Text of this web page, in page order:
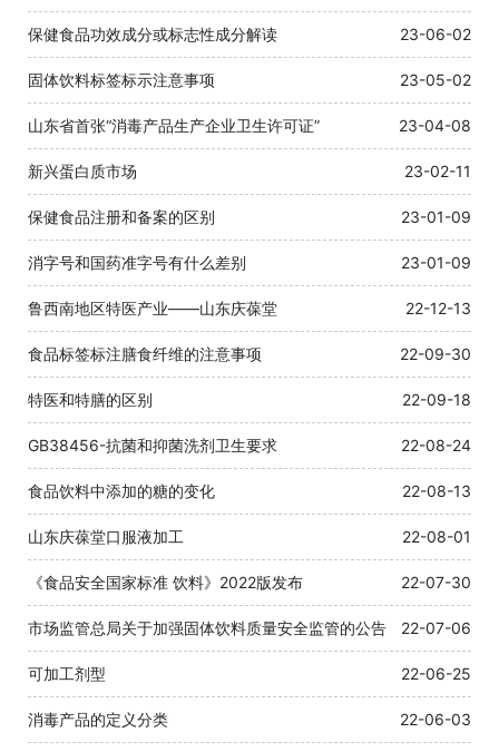
23-06-02
保健食品功效成分或标志性成分解读
23-05-02
固体饮料标签标示注意事项
23-04-08
山东省首张“消毒产品生产企业卫生许可证”
23-02-11
新兴蛋白质市场
23-01-09
保健食品注册和备案的区别
23-01-09
消字号和国药准字号有什么差别
22-12-13
鲁西南地区特医产业——山东庆葆堂
22-09-30
食品标签标注膳食纤维的注意事项
22-09-18
特医和特膳的区别
22-08-24
GB38456-抗菌和抑菌洗剂卫生要求
22-08-13
食品饮料中添加的糖的变化
22-08-01
山东庆葆堂口服液加工
22-07-30
《食品安全国家标准 饮料》2022版发布
22-07-06
市场监管总局关于加强固体饮料质量安全监管的公告
22-06-25
可加工剂型
22-06-03
消毒产品的定义分类